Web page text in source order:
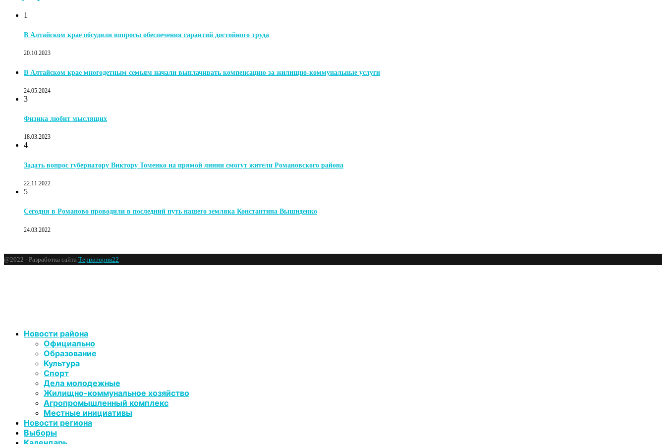
1
В Алтайском крае обсудили вопросы обеспечения гарантий достойного труда
20.10.2023
В Алтайском крае многодетным семьям начали выплачивать компенсацию за жилищно-коммунальные услуги
24.05.2024
3
Физика любит мыслящих
18.03.2023
4
Задать вопрос губернатору Виктору Томенко на прямой линии смогут жители Романовского района
22.11.2022
5
Сегодня в Романово проводили в последний путь нашего земляка Константина Вышиденко
24.03.2022
@2022 - Разработка сайта Территория22
Спорт
Дела молодежные
Жилищно-коммунальное хозяйство
Агропромышленный комплекс
Местные инициативы
Новости региона
Выборы
Календарь
Реклама